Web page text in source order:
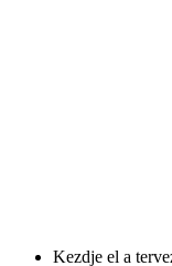
Kezdje el a